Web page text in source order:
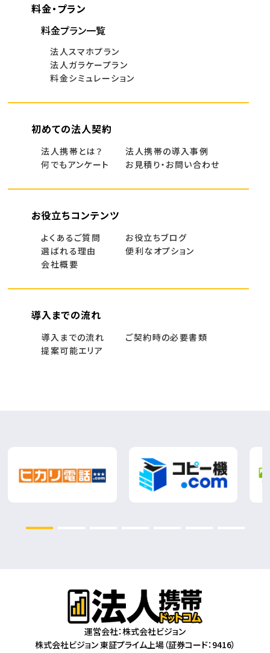
料金・プラン
料金プラン一覧
法人スマホプラン
法人ガラケープラン
料金シミュレーション
初めての法人契約
法人携帯とは？
法人携帯の導入事例
何でもアンケート
お見積り・お問い合わせ
お役立ちコンテンツ
よくあるご質問
お役立ちブログ
選ばれる理由
便利なオプション
会社概要
導入までの流れ
導入までの流れ
ご契約時の必要書類
提案可能エリア
運営会社：株式会社ビジョン
株式会社ビジョン 東証プライム上場（証券コード：9416）